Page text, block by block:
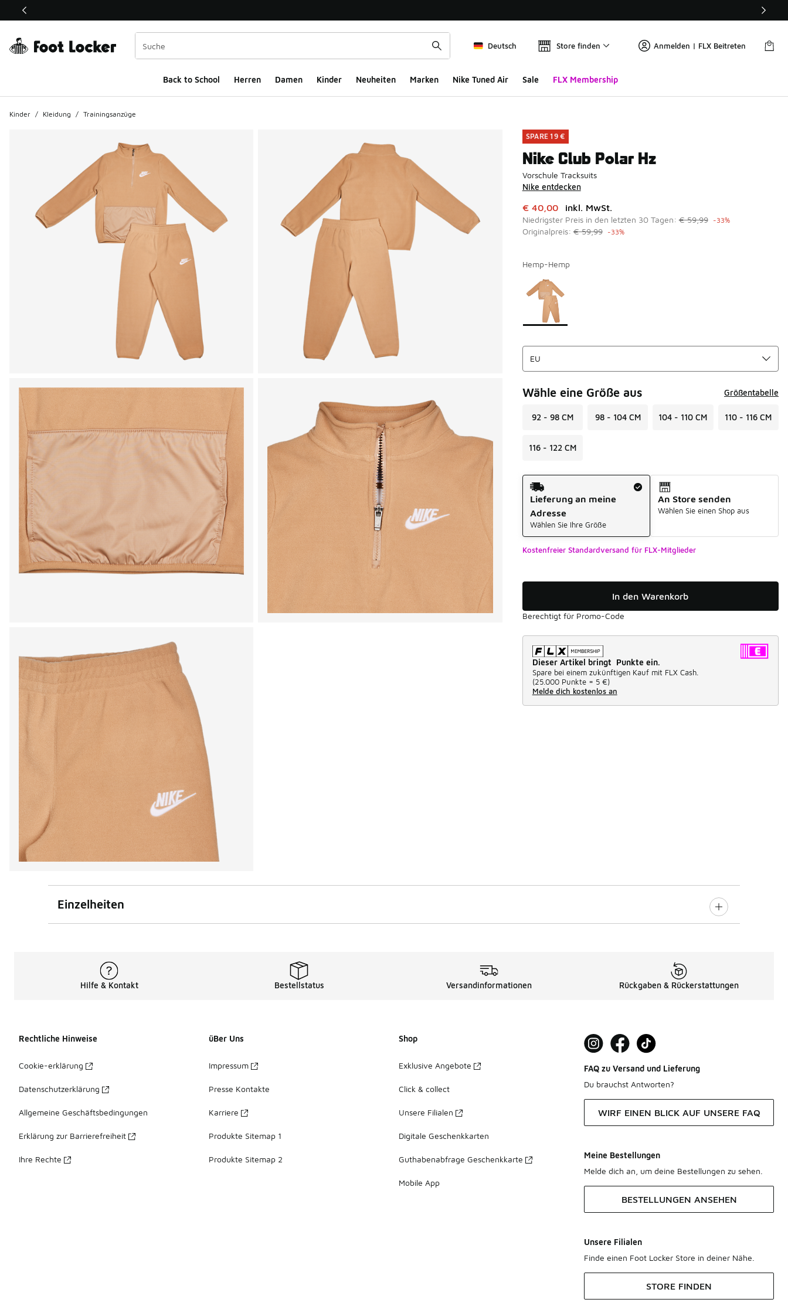
Dieser Link öffnet sich in einem neuen Fenster
Deutsch Store finden Anmelden | FLX Beitreten
Back to School Herren Damen Kinder Neuheiten Marken Nike Tuned Air Sale FLX Membership
Kinder / Kleidung / Trainingsanzüge
SPARE 19 €
Nike Club Polar Hz
Vorschule Tracksuits
Nike entdecken
Dieser Artikel ist im Sale. Der Preis ist von auf € 40,00
€ 40,00 inkl. MwSt.
Niedrigster Preis in den letzten 30 Tagen:€ 59,99 -33%
Originalpreis:€ 59,99 -33%
Hemp-Hemp
Seite 1 von 1 zeigt die Farben 1 bis 1 von 1 an.
Bitte wählen Sie einen Stil aus
Wähle eine Größe aus Größentabelle
92 - 98 CM 98 - 104 CM 104 - 110 CM 110 - 116 CM
116 - 122 CM
Versandart
Lieferung an meine
Adresse
Wählen Sie Ihre Größe
An Store senden
Wählen Sie einen Shop aus
Kostenfreier Standardversand für FLX-Mitglieder
In den Warenkorb
Berechtigt für Promo-Code
Dieser Artikel bringt Punkte ein.
Spare bei einem zukünftigen Kauf mit FLX Cash.
(25.000 Punkte = 5 €)
Melde dich kostenlos an
Einzelheiten
Hilfe & Kontakt Bestellstatus Versandinformationen Rückgaben & Rückerstattungen
Rechtliche Hinweise
Cookie-erklärung
Datenschutzerklärung
Allgemeine Geschäftsbedingungen
Erklärung zur Barrierefreiheit
Ihre Rechte
üBer Uns
Impressum
Presse Kontakte
Karriere
Produkte Sitemap 1
Produkte Sitemap 2
Shop
Exklusive Angebote
Click & collect
Unsere Filialen
Digitale Geschenkkarten
Guthabenabfrage Geschenkkarte
Mobile App
FAQ zu Versand und Lieferung
Du brauchst Antworten?
WIRF EINEN BLICK AUF UNSERE FAQ
Meine Bestellungen
Melde dich an, um deine Bestellungen zu sehen.
BESTELLUNGEN ANSEHEN
Unsere Filialen
Finde einen Foot Locker Store in deiner Nähe.
STORE FINDEN